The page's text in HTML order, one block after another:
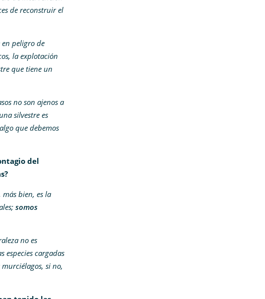
de reconstruir el
peligro de
la explotación
que tiene un
no son ajenos a
silvestre es
que debemos
del
bien, es la
somos
no es
especies cargadas
si no,